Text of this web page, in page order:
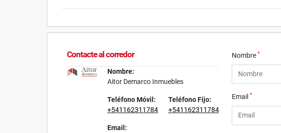
Contacte al corredor
Nombre:
Aitor Demarco Inmuebles
Teléfono Móvil:
+541162311784
Teléfono Fijo:
+541162311784
Email:
Nombre*
Email*